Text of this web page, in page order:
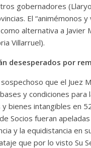
gobernadores
El “animémonos
alternativa a Javier
Villarruel).
desesperados por
que el Juez
y condiciones
bienes intangibles en
Socios fueran
y la equidistancia en
que por lo visto Su